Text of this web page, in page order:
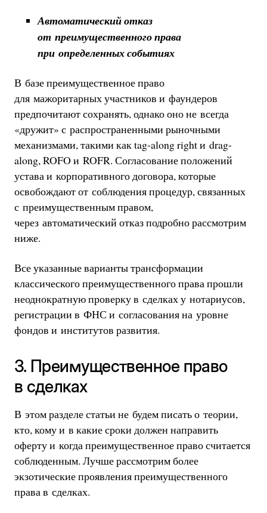
Автоматический отказ
от преимущественного права
при определенных событиях
В базе преимущественное право
для мажоритарных участников и фаундеров
предпочитают сохранять, однако оно не всегда
«дружит» с распространенными рыночными
механизмами, такими как tag-along right и drag-
along, ROFO и ROFR. Согласование положений
устава и корпоративного договора, которые
освобождают от соблюдения процедур, связанных
с преимущественным правом,
через автоматический отказ подробно рассмотрим
ниже.
Все указанные варианты трансформации
классического преимущественного права прошли
неоднократную проверку в сделках у нотариусов,
регистрации в ФНС и согласования на уровне
фондов и институтов развития.
3. Преимущественное право
в сделках
В этом разделе статьи не будем писать о теории,
кто, кому и в какие сроки должен направить
оферту и когда преимущественное право считается
соблюденным. Лучше рассмотрим более
экзотические проявления преимущественного
права в сделках.